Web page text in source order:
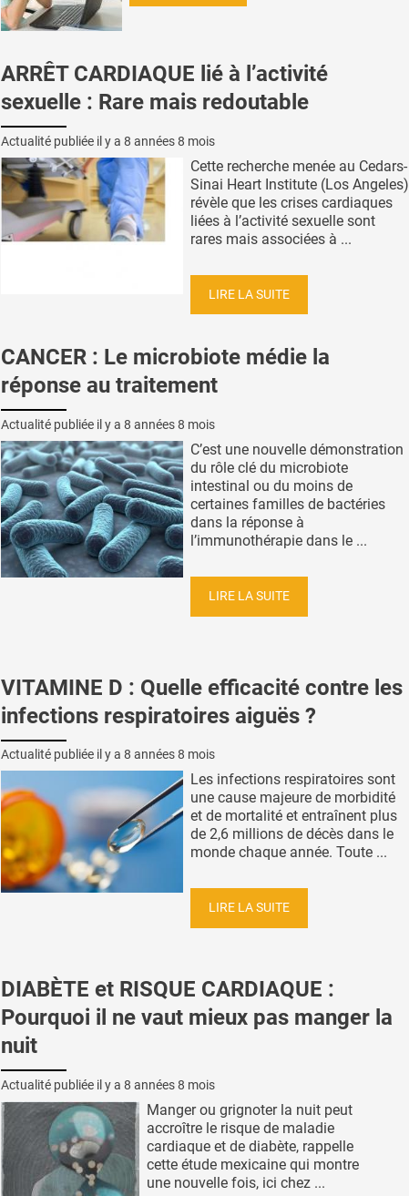
ARRÊT CARDIAQUE lié à l’activité
sexuelle : Rare mais redoutable
Actualité publiée il y a 8 années 8 mois
Cette recherche menée au Cedars-
Sinai Heart Institute (Los Angeles)
révèle que les crises cardiaques
liées à l’activité sexuelle sont
rares mais associées à ...
LIRE LA SUITE
CANCER : Le microbiote médie la
réponse au traitement
Actualité publiée il y a 8 années 8 mois
C’est une nouvelle démonstration
du rôle clé du microbiote
intestinal ou du moins de
certaines familles de bactéries
dans la réponse à
l’immunothérapie dans le ...
LIRE LA SUITE
VITAMINE D : Quelle efficacité contre les
infections respiratoires aiguës ?
Actualité publiée il y a 8 années 8 mois
Les infections respiratoires sont
une cause majeure de morbidité
et de mortalité et entraînent plus
de 2,6 millions de décès dans le
monde chaque année. Toute ...
LIRE LA SUITE
DIABÈTE et RISQUE CARDIAQUE :
Pourquoi il ne vaut mieux pas manger la
nuit
Actualité publiée il y a 8 années 8 mois
Manger ou grignoter la nuit peut
accroître le risque de maladie
cardiaque et de diabète, rappelle
cette étude mexicaine qui montre
une nouvelle fois, ici chez ...